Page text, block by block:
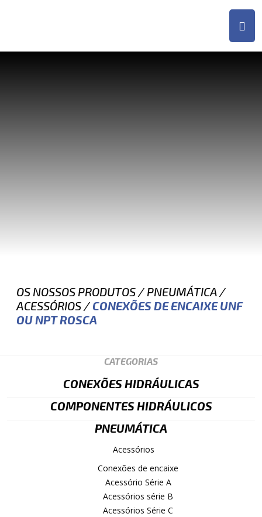
OS NOSSOS PRODUTOS / PNEUMÁTICA /
ACESSÓRIOS / CONEXÕES DE ENCAIXE UNF
OU NPT ROSCA
CATEGORIAS
CONEXÕES HIDRÁULICAS
COMPONENTES HIDRÁULICOS
PNEUMÁTICA
Acessórios
Conexões de encaixe
Acessório Série A
Acessórios série B
Acessórios Série C